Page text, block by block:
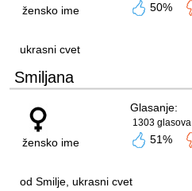
žensko ime 50%
ukrasni cvet
Smiljana
žensko ime
Glasanje:
1303 glasova
51%
od Smilje, ukrasni cvet